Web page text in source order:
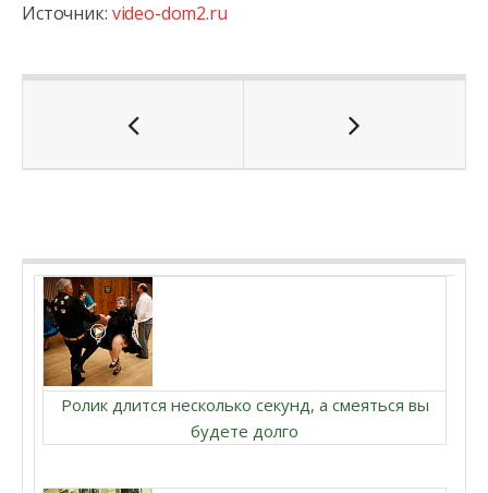
Источник: video-dom2.ru
Ролик длится несколько секунд, а смеяться вы
будете долго